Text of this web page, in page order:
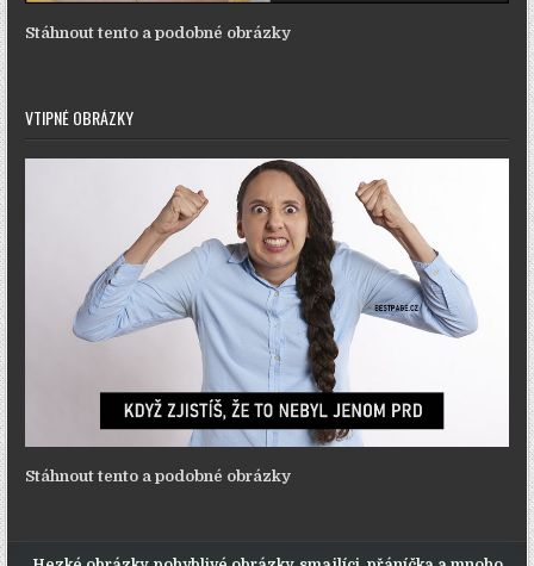
Stáhnout tento a podobné obrázky
VTIPNÉ OBRÁZKY
Stáhnout tento a podobné obrázky